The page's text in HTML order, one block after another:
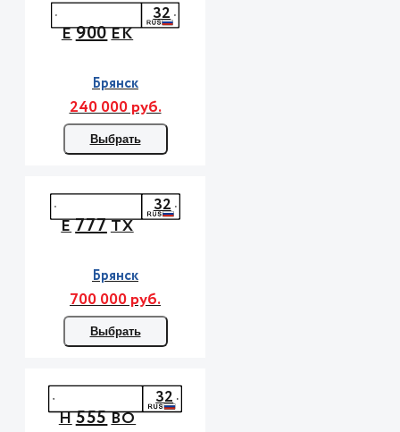
Е900ЕК
32
Брянск
240 000 руб.
Выбрать
Е777ТХ
32
Брянск
700 000 руб.
Выбрать
Н555ВО
32